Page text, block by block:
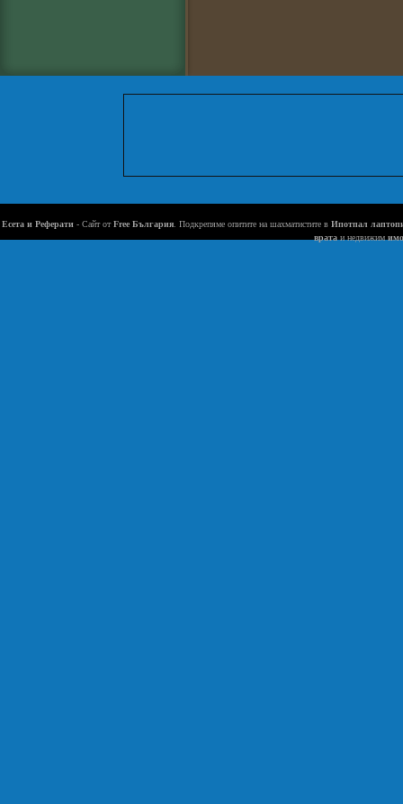
Есета и Реферати- Сайт отFree България. Подкрепяме опитите на шахматистите в Ипотпал
вратаи недвижим